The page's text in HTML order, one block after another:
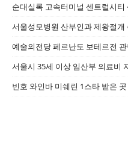
순대실록 고속터미널 센트럴시티
서울성모병원 산부인과 제왕절개
예술의전당 페르난도 보테르전
서울시 35세 이상 임산부 의료비
빈호 와인바 미쉐린 1스타 받은